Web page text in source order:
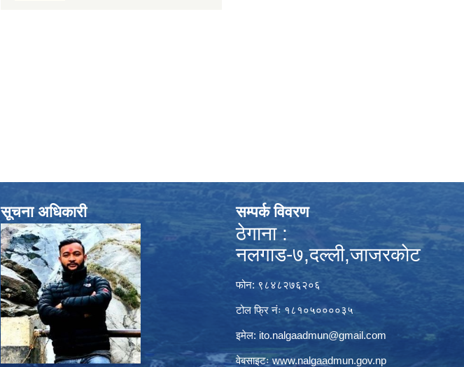
सूचना अधिकारी सम्पर्क विवरण
ठेगाना :
नलगाड-७,दल्ली,जाजरकाेट
फोन: ९८४८२७६२०६
टोल फ्रि नंः १८१०५००००३५
इमेल: ito.nalgaadmun@gmail.com
वेबसाइटःwww.nalgaadmun.gov.np